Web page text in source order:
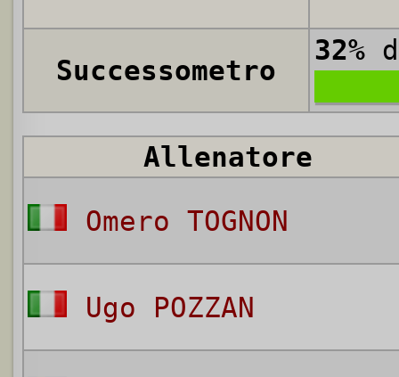
Successometro
32%
Allenatore
Omero TOGNON
Ugo POZZAN